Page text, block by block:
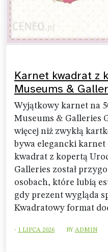
Karnet kwadrat z
Museums &
Wyjątkowy karnet na
Museums & Galleries
więcej niż zwykłą
bywa elegancki
kwadrat z kopertą
Galleries został
osobach, które lubią
gdy prezent wygląda
Kwadratowy format
- 1 LIPCA 2026 BYADMIN